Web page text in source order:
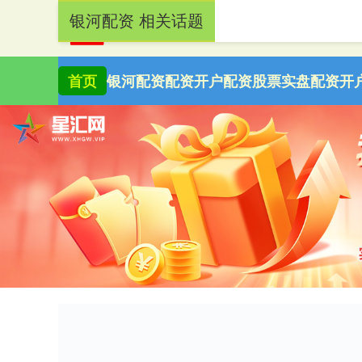
首页 银河配资配资开户配资股票实盘配资开
银河配资 相关话题